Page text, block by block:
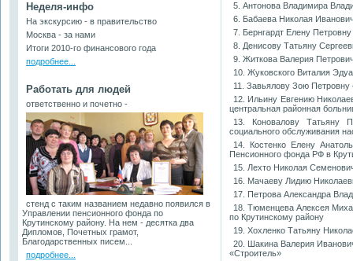
Неделя-инфо
На экскурсию - в правительство
Москва - за нами
Итоги 2010-го финансового года
подробнее...
Работать для людей
ответственно и почетно -
стенд с таким названием недавно появился в
Управлении пенсионного фонда по
Крутинскому району. На нем - десятка два
Дипломов, Почетных грамот,
Благодарственных писем...
подробнее...
5. Антонова Владимира
6. Бабаева Николая
7. Бернгардт Елену
8. Денисову Татьяну
9. Житкова Валерия
10. Жуковского Виталия
11. Завьялову Зою
12. Ильину Евгению
центральная районная
13. Коновалову Татьяну
социального обслуживания
14. Костенко Елену
Пенсионного фонда РФ в
15. Лехто Николая
16. Мачаеву Лидию
17. Петрова Александра
18. Тюменцева Алексея
по Крутинскому району
19. Хохленко Татьяну
20. Шакина Валерия
«Строитель»